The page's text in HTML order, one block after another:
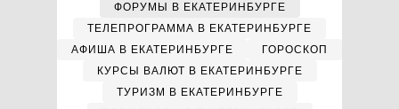
ФОРУМЫ В ЕКАТЕРИНБУРГЕ
ТЕЛЕПРОГРАММА В ЕКАТЕРИНБУРГЕ
АФИША В ЕКАТЕРИНБУРГЕ
ГОРОСКОП
КУРСЫ ВАЛЮТ В ЕКАТЕРИНБУРГЕ
ТУРИЗМ В ЕКАТЕРИНБУРГЕ